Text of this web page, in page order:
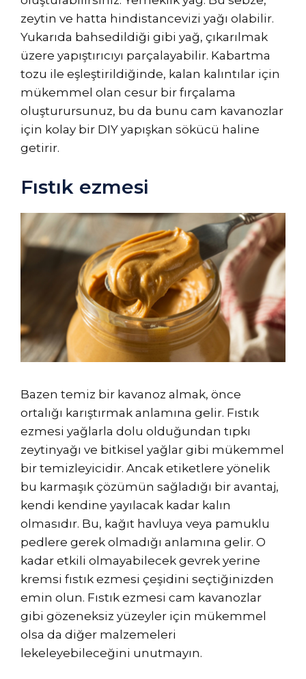
zeytin ve hatta hindistancevizi yağı olabilir.
Yukarıda bahsedildiği gibi yağ, çıkarılmak
üzere yapıştırıcıyı parçalayabilir. Kabartma
tozu ile eşleştirildiğinde, kalan kalıntılar için
mükemmel olan cesur bir fırçalama
oluşturursunuz, bu da bunu cam kavanozlar
için kolay bir DIY yapışkan sökücü haline
getirir.
Fıstık ezmesi
Bazen temiz bir kavanoz almak, önce
ortalığı karıştırmak anlamına gelir. Fıstık
ezmesi yağlarla dolu olduğundan tıpkı
zeytinyağı ve bitkisel yağlar gibi mükemmel
bir temizleyicidir. Ancak etiketlere yönelik
bu karmaşık çözümün sağladığı bir avantaj,
kendi kendine yayılacak kadar kalın
olmasıdır. Bu, kağıt havluya veya pamuklu
pedlere gerek olmadığı anlamına gelir. O
kadar etkili olmayabilecek gevrek yerine
kremsi fıstık ezmesi çeşidini seçtiğinizden
emin olun. Fıstık ezmesi cam kavanozlar
gibi gözeneksiz yüzeyler için mükemmel
olsa da diğer malzemeleri
lekeleyebileceğini unutmayın.